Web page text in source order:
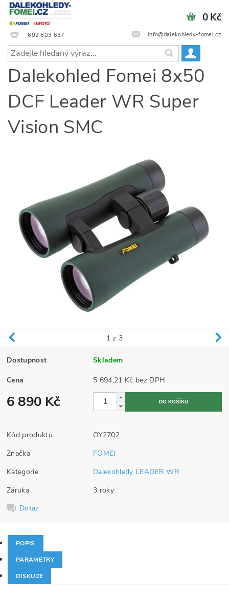
602 803 637 info@dalekohledy-fomei.cz
0 Kč
Dalekohled Fomei 8x50
DCF Leader WR Super
Vision SMC
1 z 3
Dostupnost Skladem
Cena 5 694,21 Kč bez DPH
6 890 Kč
Kód produktu
OY2702
Značka
FOMEI
Kategorie
Dalekohledy LEADER WR
Záruka
3 roky
Dotaz
POPIS
PARAMETRY
DISKUZE